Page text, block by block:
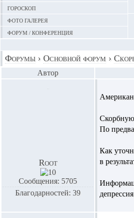
Гороскоп
Фото галерея
Форум / конференция
Форумы › Основной форум ›
Автор
Root
Сообщения: 5705
Благодарностей: 39
Скорбную
По
Как
в